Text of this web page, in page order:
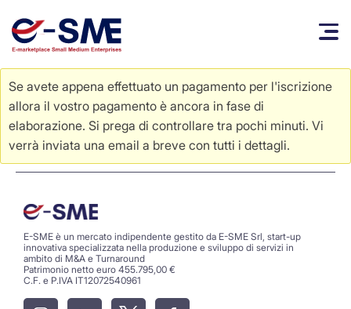
Se avete appena effettuato un pagamento per l'iscrizione
allora il vostro pagamento è ancora in fase di
elaborazione. Si prega di controllare tra pochi minuti. Vi
verrà inviata una email a breve con tutti i dettagli.
E-SME è un mercato indipendente gestito da E-SME Srl, start-up
innovativa specializzata nella produzione e sviluppo di servizi in
ambito di M&A e Turnaround
Patrimonio netto euro 455.795,00 €
C.F. e P.IVA IT12072540961